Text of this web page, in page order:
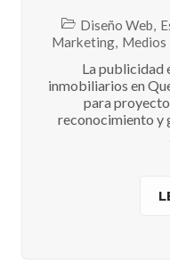
Diseño Web,
Marketing, Medios
La publicidad
inmobiliarios en
para
reconocimiento y